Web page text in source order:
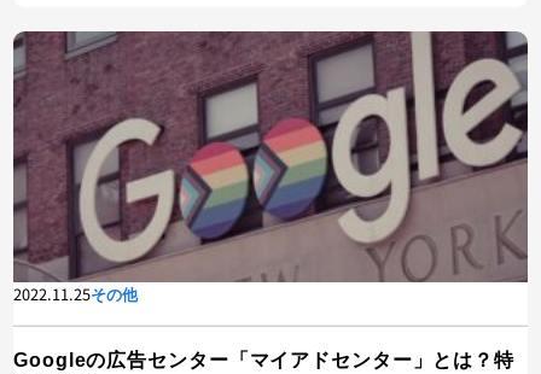
2022.11.25その他
Googleの広告センター「マイアドセンター」とは？特